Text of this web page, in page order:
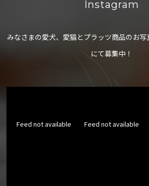
Instagram
みなさまの愛犬、愛猫とプラッツ商品のお
にて募集中！
Feed not available Feed not available